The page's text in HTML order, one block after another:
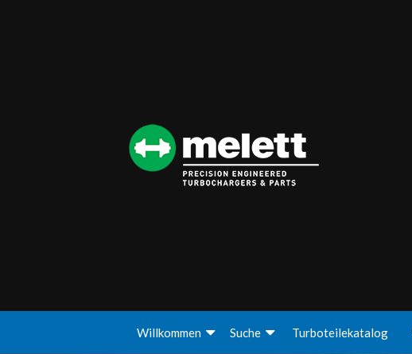
Willkommen Suche Turboteilekatalog